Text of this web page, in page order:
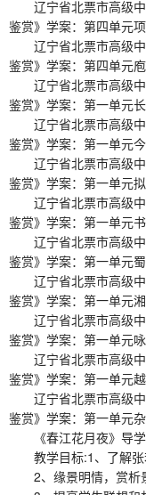
辽宁省北票市高级中
鉴赏》学案：第四单元
辽宁省北票市高级中
鉴赏》学案：第四单元
辽宁省北票市高级中
鉴赏》学案：第一单元
辽宁省北票市高级中
鉴赏》学案：第一单元
辽宁省北票市高级中
鉴赏》学案：第一单元
辽宁省北票市高级中
鉴赏》学案：第一单元
辽宁省北票市高级中
鉴赏》学案：第一单元
辽宁省北票市高级中
鉴赏》学案：第一单元
辽宁省北票市高级中
鉴赏》学案：第一单元
辽宁省北票市高级中
鉴赏》学案：第一单元
辽宁省北票市高级中
鉴赏》学案：第一单元
《春江花月夜》导
教学目标:1、了解张
2、缘景明情，赏析景